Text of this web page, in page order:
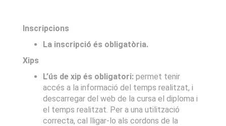
Inscripcions
La inscripció és obligatòria.
Xips
L’ús de xip és obligatori: permet tenir
accés a la informació del temps realitzat, i
descarregar del web de la cursa el diploma i
el temps realitzat. Per a una utilització
correcta, cal lligar-lo als cordons de la